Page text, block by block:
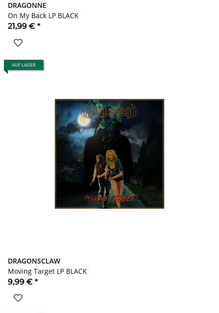
DRAGONNE
On My Back LP BLACK
21,99 € *
AUF LAGER
DRAGONSCLAW
Moving Target LP BLACK
9,99 € *